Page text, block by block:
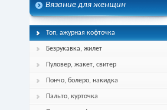
спицами, схема и описание
Вязание для женщин
Топ, ажурная кофточка
Безрукавка, жилет
Пуловер, жакет, свитер
Пончо, болеро, накидка
Пальто, курточка